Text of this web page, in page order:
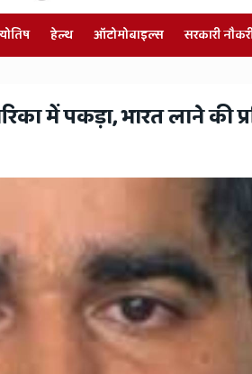
हेल्थ ऑटोमोबाइल्स सरकारी
में पकड़ा, भारत लाने की